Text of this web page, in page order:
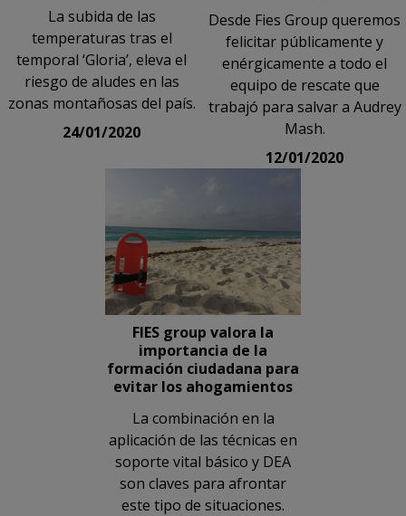
La subida de las
temperaturas tras el
temporal ‘Gloria’, eleva el
riesgo de aludes en las
zonas montañosas del país.
24/01/2020
Desde Fies Group queremos
felicitar públicamente y
enérgicamente a todo el
equipo de rescate que
trabajó para salvar a Audrey
Mash.
12/01/2020
FIES group valora la
importancia de la
formación ciudadana para
evitar los ahogamientos
La combinación en la
aplicación de las técnicas en
soporte vital básico y DEA
son claves para afrontar
este tipo de situaciones.